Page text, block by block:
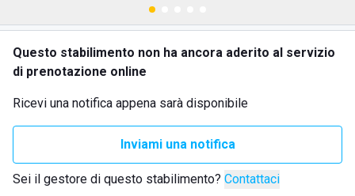
Questo stabilimento non ha ancora aderito al servizio
di prenotazione online
Ricevi una notifica appena sarà disponibile
Inviami una notifica
Sei il gestore di questo stabilimento? Contattaci